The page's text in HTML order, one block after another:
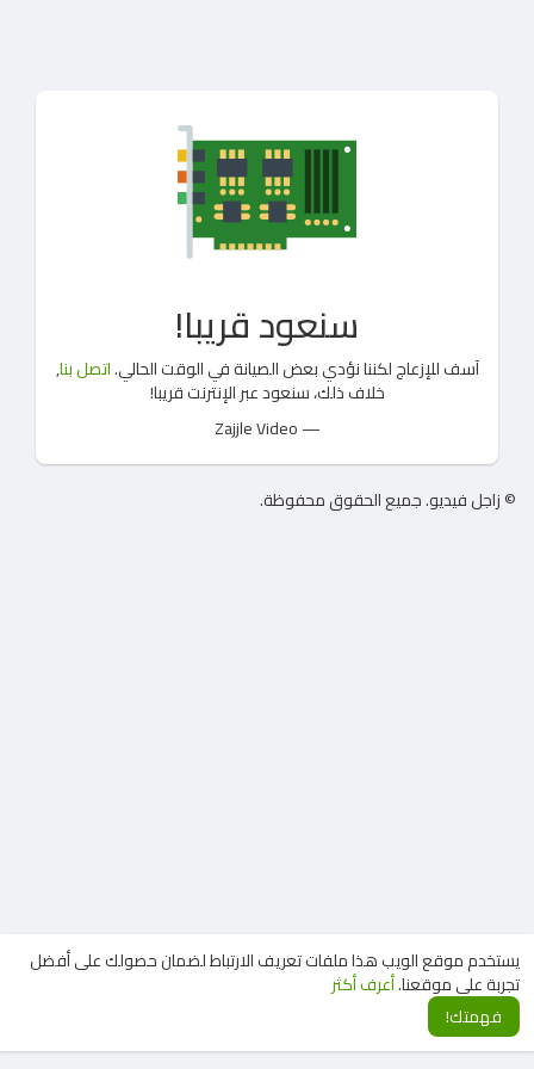
يستخدم موقع الويب هذا ملفات تعريف الارتباط لضمان حصولك على أفضل
تجربة على موقعنا.أعرف أكثر
فهمتك!
سنعود قريبا!
آسف للإزعاج لكننا نؤدي بعض الصيانة في الوقت الحالي.اتصل بنا,
خلاف ذلك، سنعود عبر الإنترنت قريبا!
— Zajjle Video
© زاجل فيديو. جميع الحقوق محفوظة.